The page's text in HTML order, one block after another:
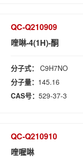
QC-Q210909
喹啉-4(1H)-酮
分子式：C9H7NO
分子量： 145.16
CAS号：529-37-3
QC-Q210910
喹喔啉